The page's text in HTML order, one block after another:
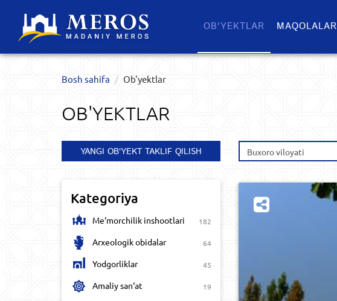
OB'YEKTLAR​ MAQOLALAR
Bosh sahifa Ob'yektlar​
OB'YEKTLAR​
YANGI OB'YEKT TAKLIF QILISH
Kategoriya
Me‘morchilik inshootlari 182
Arxeologik obidalar 64
Yodgorliklar 45
Amaliy san‘at 19
Buxoro viloyati